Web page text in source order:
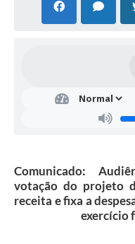
Comunicado:
votação do projeto
receita e fixa a
exercício